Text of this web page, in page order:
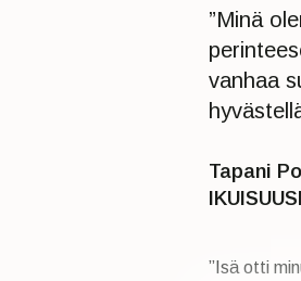
”Minä
vanhaa
Tapani
”Isä otti